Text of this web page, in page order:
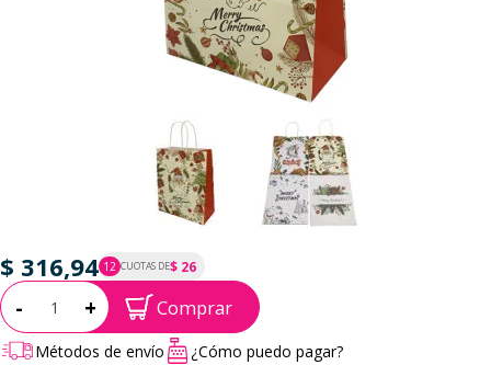
$ 316,94 12 CUOTAS DE$ 26
P.T.F. $ 317
Cantidad:
- + Comprar
Métodos de envío
¿Cómo puedo pagar?